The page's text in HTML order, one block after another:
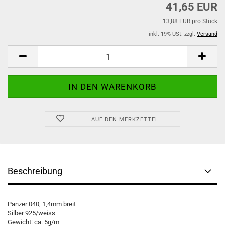
41,65 EUR
13,88 EUR pro Stück
inkl. 19% USt. zzgl. Versand
AUF DEN MERKZETTEL
Beschreibung
Panzer 040, 1,4mm breit
Silber 925/weiss
Gewicht: ca. 5g/m